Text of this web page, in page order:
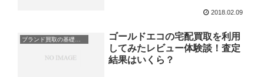
2018.02.09
ゴールドエコの宅配買取を利用
してみたレビュー体験談！査定
結果はいくら？